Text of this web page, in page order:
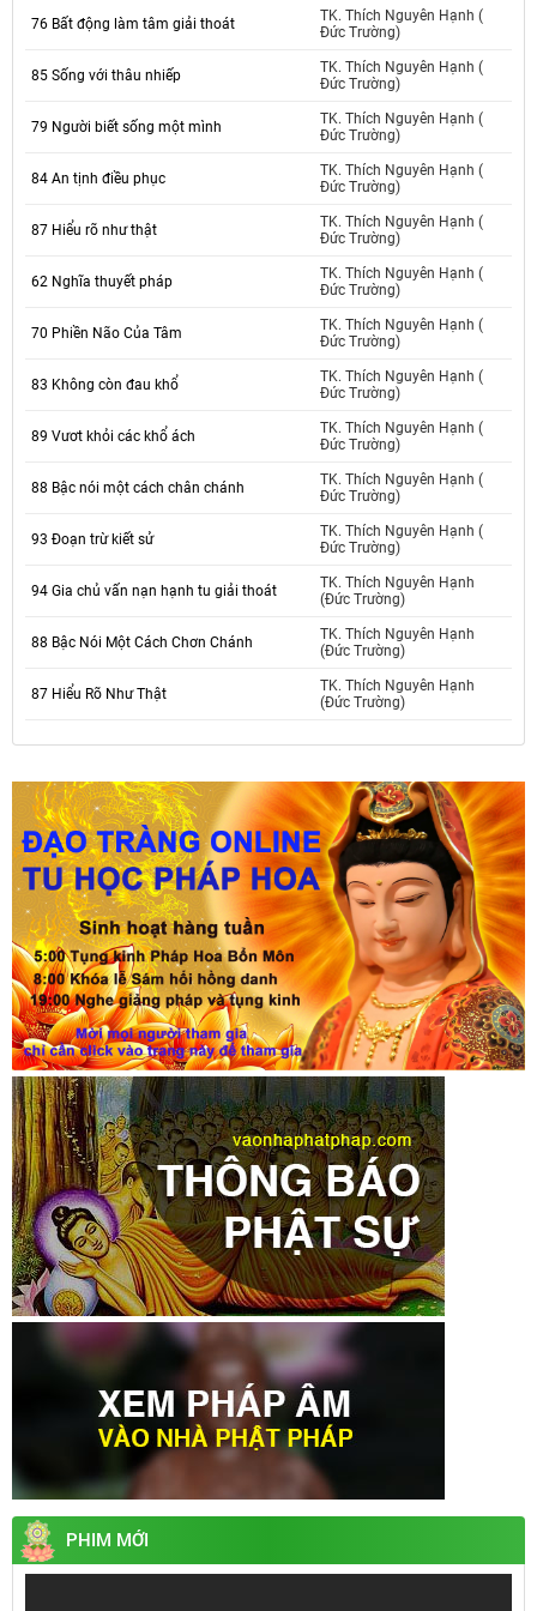
76 Bất động làm tâm giải thoát
TK. Thích Nguyên Hạnh (
Đức Trường)
85 Sống với thâu nhiếp
TK. Thích Nguyên Hạnh (
Đức Trường)
79 Người biết sống một mình
TK. Thích Nguyên Hạnh (
Đức Trường)
84 An tịnh điều phục
TK. Thích Nguyên Hạnh (
Đức Trường)
87 Hiểu rõ như thật
TK. Thích Nguyên Hạnh (
Đức Trường)
62 Nghĩa thuyết pháp
TK. Thích Nguyên Hạnh (
Đức Trường)
70 Phiền Não Của Tâm
TK. Thích Nguyên Hạnh (
Đức Trường)
83 Không còn đau khổ
TK. Thích Nguyên Hạnh (
Đức Trường)
89 Vươt khỏi các khổ ách
TK. Thích Nguyên Hạnh (
Đức Trường)
88 Bậc nói một cách chân chánh
TK. Thích Nguyên Hạnh (
Đức Trường)
93 Đoạn trừ kiết sử
TK. Thích Nguyên Hạnh (
Đức Trường)
94 Gia chủ vấn nạn hạnh tu giải thoát
TK. Thích Nguyên Hạnh
(Đức Trường)
88 Bậc Nói Một Cách Chơn Chánh
TK. Thích Nguyên Hạnh
(Đức Trường)
87 Hiểu Rõ Như Thật
TK. Thích Nguyên Hạnh
(Đức Trường)
PHIM MỚI